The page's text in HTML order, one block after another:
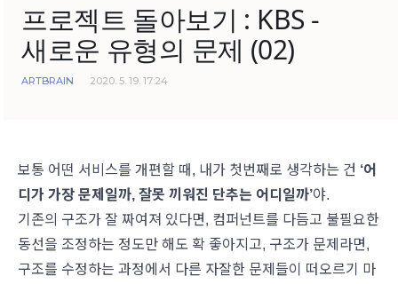
프로젝트 돌아보기 : KBS -
새로운 유형의 문제 (02)
ARTBRAIN 2020. 5. 19. 17:24
보통 어떤 서비스를 개편할 때, 내가 첫번째로 생각하는 건 ‘어
디가 가장 문제일까, 잘못 끼워진 단추는 어디일까’야.
기존의 구조가 잘 짜여져 있다면, 컴퍼넌트를 다듬고 불필요한
동선을 조정하는 정도만 해도 확 좋아지고, 구조가 문제라면,
구조를 수정하는 과정에서 다른 자잘한 문제들이 떠오르기 마